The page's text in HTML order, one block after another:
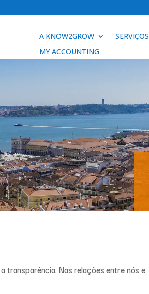
A KNOW2GROW SERVIÇOS
MY ACCOUNTING
transparência. Nas relações entre nós e